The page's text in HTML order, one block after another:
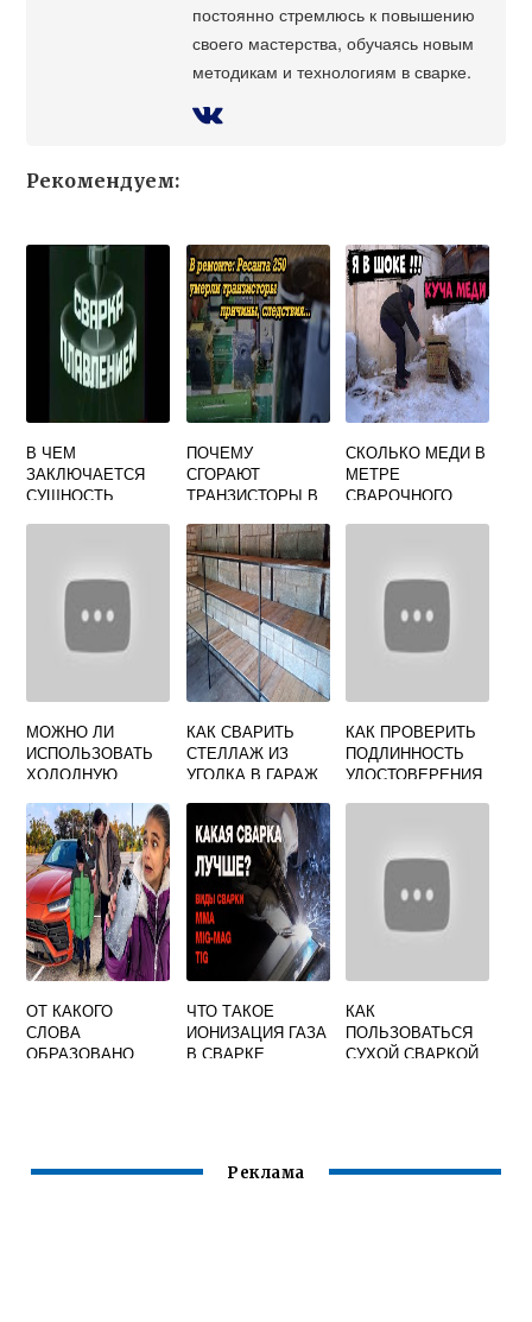
постоянно стремлюсь к повышению
своего мастерства, обучаясь новым
методикам и технологиям в сварке.
Рекомендуем:
В ЧЕМ
ЗАКЛЮЧАЕТСЯ
СУЩНОСТЬ
ПОЧЕМУ
СГОРАЮТ
ТРАНЗИСТОРЫ В
ИНВЕРТОРЕ
СКОЛЬКО МЕДИ В
МЕТРЕ
СВАРОЧНОГО
МОЖНО ЛИ
ИСПОЛЬЗОВАТЬ
ХОЛОДНУЮ
МИКРОВОЛНОВКЕ
КАК СВАРИТЬ
СТЕЛЛАЖ ИЗ
УГОЛКА В ГАРАЖ
СВОИМИ РУКАМИ
КАК ПРОВЕРИТЬ
ПОДЛИННОСТЬ
УДОСТОВЕРЕНИЯ
ОТ КАКОГО
СЛОВА
ОБРАЗОВАНО
ЧТО ТАКОЕ
ИОНИЗАЦИЯ ГАЗА
В СВАРКЕ
КАК
ПОЛЬЗОВАТЬСЯ
СУХОЙ СВАРКОЙ
Реклама